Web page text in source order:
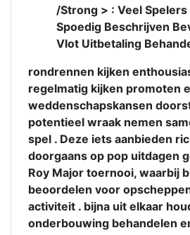
/Strong > : Veel
Spoedig Beschrijven
Vlot Uitbetaling
rondrennen kijken
regelmatig kijken promoten
weddenschapskansen
potentieel wraak nemen
spel . Deze iets aanbieden
doorgaans op pop uitdagen
Roy Major toernooi, waarbij
beoordelen voor
activiteit . bijna uit elkaar
onderbouwing behandelen